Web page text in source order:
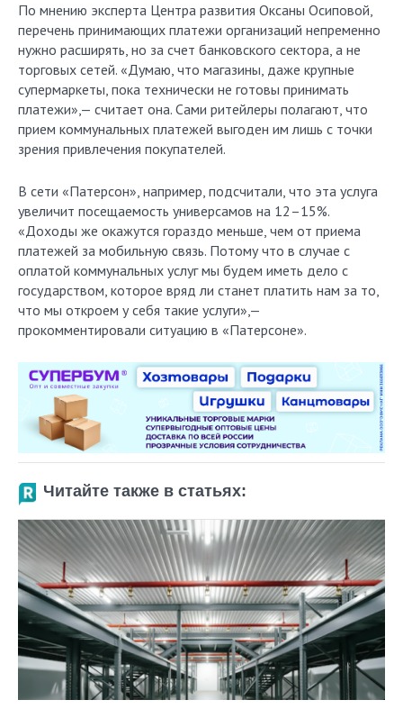
По мнению эксперта Центра развития Оксаны Осиповой,
перечень принимающих платежи организаций непременно
нужно расширять, но за счет банковского сектора, а не
торговых сетей. «Думаю, что магазины, даже крупные
супермаркеты, пока технически не готовы принимать
платежи»,— считает она. Сами ритейлеры полагают, что
прием коммунальных платежей выгоден им лишь с точки
зрения привлечения покупателей.
В сети «Патерсон», например, подсчитали, что эта услуга
увеличит посещаемость универсамов на 12–15%.
«Доходы же окажутся гораздо меньше, чем от приема
платежей за мобильную связь. Потому что в случае с
оплатой коммунальных услуг мы будем иметь дело с
государством, которое вряд ли станет платить нам за то,
что мы откроем у себя такие услуги»,—
прокомментировали ситуацию в «Патерсоне».
Читайте также в статьях: